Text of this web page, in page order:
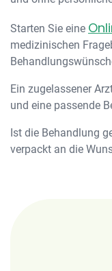
Starten Sie eine
medizinischen
Ein zugelassener
und eine passende
Ist die Behandlung
verpackt an die